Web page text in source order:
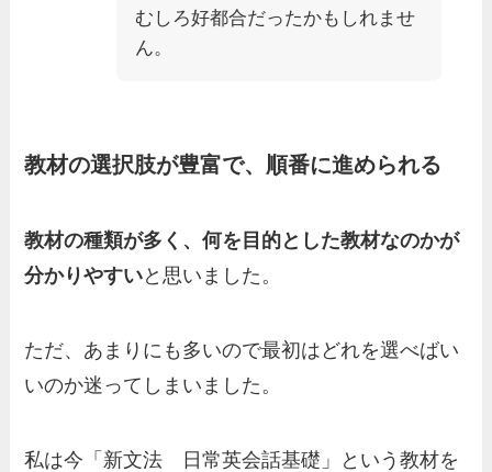
むしろ好都合だったかもしれませ
ん。
教材の選択肢が豊富で、順番に進められる
教材の種類が多く、何を目的とした教材なのかが
分かりやすいと思いました。
ただ、あまりにも多いので最初はどれを選べばい
いのか迷ってしまいました。
私は今「新文法 日常英会話基礎」という教材を